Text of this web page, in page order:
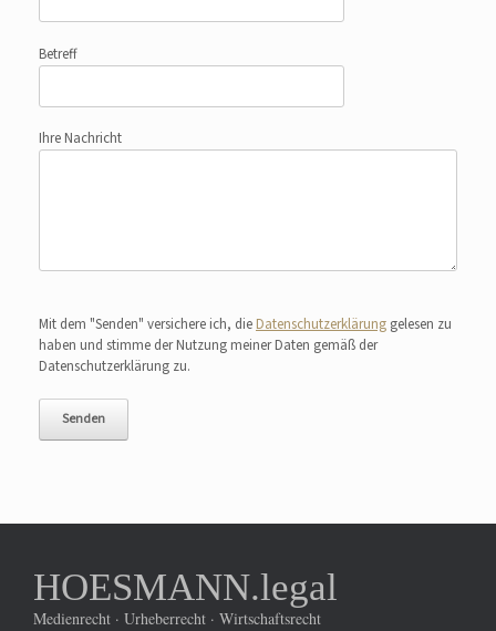
Betreff
Ihre Nachricht
Mit dem "Senden" versichere ich, die Datenschutzerklärung gelesen zu
haben und stimme der Nutzung meiner Daten gemäß der
Datenschutzerklärung zu.
HOESMANN.legal
Medienrecht · Urheberrecht · Wirtschaftsrecht